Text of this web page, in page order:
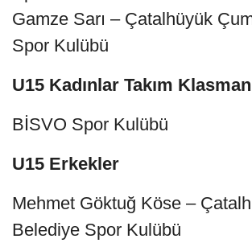
Gamze Sarı – Çatalhüyük
Spor Kulübü
U15 Kadınlar Takım
BİSVO Spor Kulübü
U15 Erkekler
Mehmet Göktuğ Köse –
Belediye Spor Kulübü